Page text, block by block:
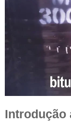
Introdução